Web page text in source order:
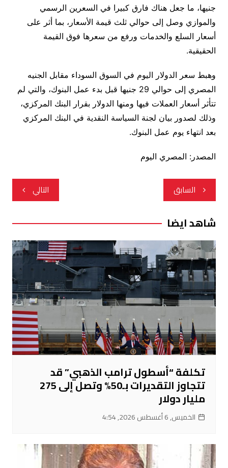
جنيها، ما جعل هناك فارق كبيرا في السعرين الرسمي
والموازي وصل إلى حوالي ثلث قيمة الأسعار، بما أثر على
أسعار السلع والخدمات ورفع من سعرها فوق القيمة
الحقيقية.
وهبط سعر الدولار اليوم في السوق السوداء مقابل الجنيه
المصري إلى حوالي 29 جنيها قبل بدء عمل البنوك، والتي لم
تتأثر أسعار العملات فيها ومنها الدولار بقرار البنك المركزي،
وذلك لصدور بيان لجنة السياسة النقدية في البنك المركزي
بعد انتهاء يوم عمل البنوك.
المصدر: المصري اليوم
تصفّح
المقالات
السابق التالي
شاهد ايضا
تكلفة “أسطول ترامب الذهبي” قد
تتجاوز التقديرات بـ50% وتصل إلى 275
مليار دولار
الخميس, 6 أغسطس 2026, 4:54